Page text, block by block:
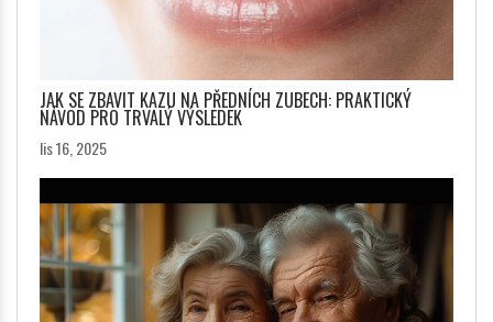
JAK SE ZBAVIT KAZU NA PŘEDNÍCH ZUBECH: PRAKTICKÝ
NÁVOD PRO TRVALÝ VÝSLEDEK
lis 16, 2025